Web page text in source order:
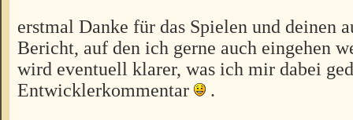
erstmal Danke für das Spielen und deinen
Bericht, auf den ich gerne auch eingehen
wird eventuell klarer, was ich mir dabei
Entwicklerkommentar
.